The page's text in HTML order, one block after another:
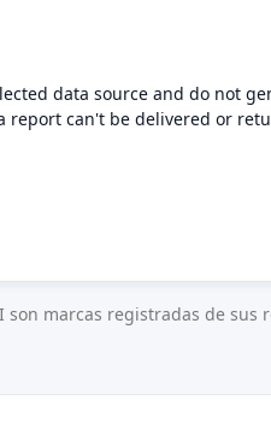
data source and do not
can't be delivered or
son marcas registradas de sus